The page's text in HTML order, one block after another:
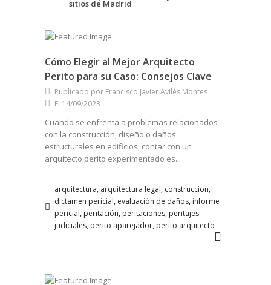
sitios de Madrid
Cómo Elegir al Mejor Arquitecto
Perito para su Caso: Consejos Clave
Publicado por Francisco Javier Avilés Montes
El 14/09/2023
Cuando se enfrenta a problemas relacionados
con la construcción, diseño o daños
estructurales en edificios, contar con un
arquitecto perito experimentado es...
arquitectura, arquitectura legal, construccion,
dictamen pericial, evaluación de daños, informe
pericial, peritación, peritaciones, peritajes
judiciales, perito aparejador, perito arquitecto